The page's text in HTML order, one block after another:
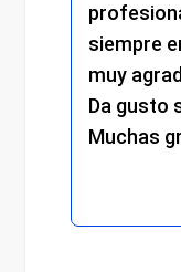
siempre
muy
Da gusto
Muchas